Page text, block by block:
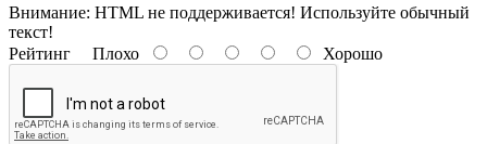
Внимание: HTML не поддерживается! Используйте обычный
текст!
Рейтинг Плохо Хорошо